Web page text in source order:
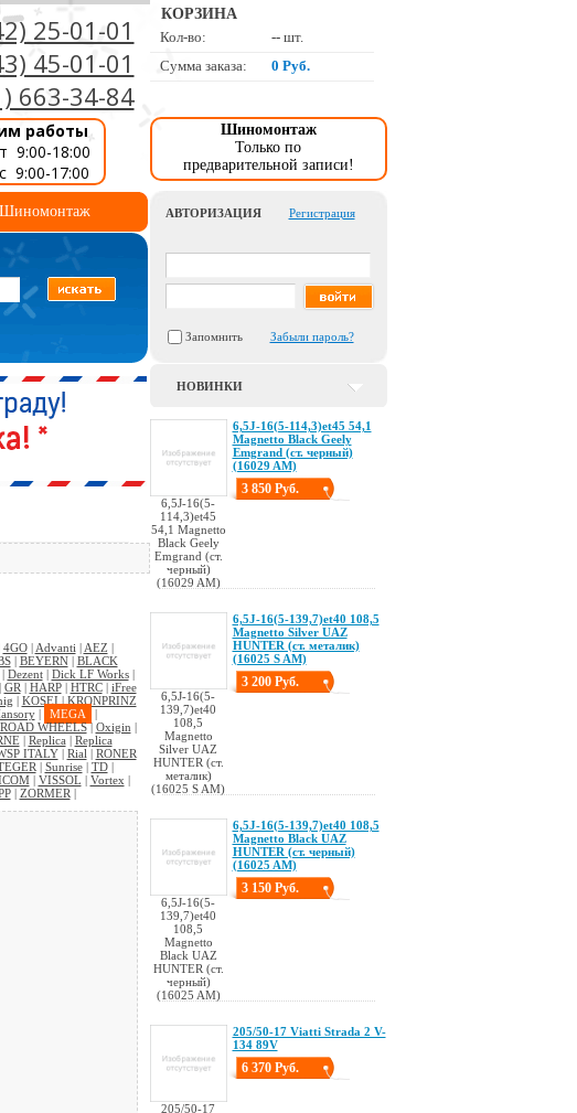
25-01-01
45-01-01
663-34-84
работы
9:00-18:00
9:00-17:00
КОРЗИНА
Кол-во:
--шт.
Сумма заказа:
0 Руб.
Шиномонтаж
Только по
предварительной записи!
Шиномонтаж
4GO| Advanti | AEZ |
| BEYERN| BLACK
Dezent| Dick LF Works|
| GR | HARP| HTRC| iFree
| KOSEI | KRONPRINZ
| MEGA
|
WHEELS| Oxigin |
| Replica | Replica
ITALY| Rial | RONER
| Sunrise| TD|
| VISSOL | Vortex |
| ZORMER |
АВТОРИЗАЦИЯ Регистрация
Запомнить Забыли пароль?
НОВИНКИ
6,5J-16(5-
114,3)et45
54,1 Magnetto
Black Geely
Emgrand (ст.
черный)
(16029 AM)
6,5J-16(5-114,3)et45 54,1
Magnetto Black Geely
Emgrand (ст. черный)
(16029 AM)
3 850 Руб.
6,5J-16(5-
139,7)et40
108,5
Magnetto
Silver UAZ
HUNTER (ст.
металик)
(16025 S AM)
6,5J-16(5-139,7)et40 108,5
Magnetto Silver UAZ
HUNTER (ст. металик)
(16025 S AM)
3 200 Руб.
6,5J-16(5-
139,7)et40
108,5
Magnetto
Black UAZ
HUNTER (ст.
черный)
(16025 AM)
6,5J-16(5-139,7)et40 108,5
Magnetto Black UAZ
HUNTER (ст. черный)
(16025 AM)
3 150 Руб.
205/50-17
205/50-17 Viatti Strada 2 V-
134 89V
6 370 Руб.